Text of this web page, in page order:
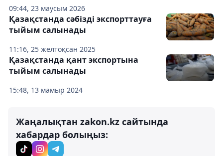
09:44, 23 маусым 2026
11:16, 25 желтоқсан 2025
Қазақстанда сәбізді экспорттауға
тыйым салынады
15:48, 13 мамыр 2024
Қазақстанда қант экспортына
тыйым салынады
Жаңалықтан zakon.kz сайтында
хабардар болыңыз: